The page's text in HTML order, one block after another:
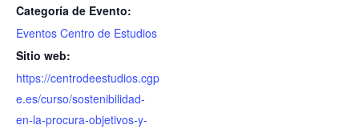
Categoría de Evento:
Eventos Centro de Estudios
Sitio web:
https://centrodeestudios.cgp
e.es/curso/sostenibilidad-
en-la-procura-objetivos-y-